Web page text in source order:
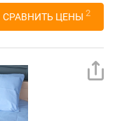
СРАВНИТЬ ЦЕНЫ 2